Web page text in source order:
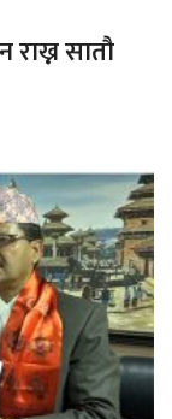
राख्न सातौ